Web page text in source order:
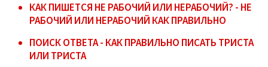
КАК ПИШЕТСЯ НЕ РАБОЧИЙ ИЛИ НЕРАБОЧИЙ? - НЕ
РАБОЧИЙ ИЛИ НЕРАБОЧИЙ КАК ПРАВИЛЬНО
ПОИСК ОТВЕТА - КАК ПРАВИЛЬНО ПИСАТЬ ТРИСТА
ИЛИ ТРИСТА